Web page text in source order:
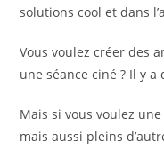
solutions cool et dans
Vous voulez créer des
une séance ciné ? Il y
Mais si vous voulez
mais aussi pleins